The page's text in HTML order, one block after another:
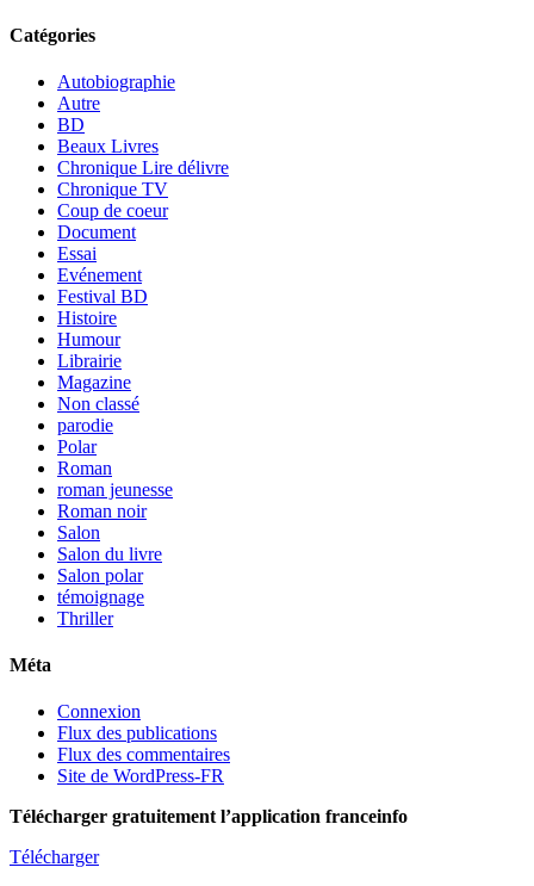
Catégories
Autobiographie
Autre
BD
Beaux Livres
Chronique Lire délivre
Chronique TV
Coup de coeur
Document
Essai
Evénement
Festival BD
Histoire
Humour
Librairie
Magazine
Non classé
parodie
Polar
Roman
roman jeunesse
Roman noir
Salon
Salon du livre
Salon polar
témoignage
Thriller
Méta
Connexion
Flux des publications
Flux des commentaires
Site de WordPress-FR
Télécharger gratuitement l’application franceinfo
Télécharger